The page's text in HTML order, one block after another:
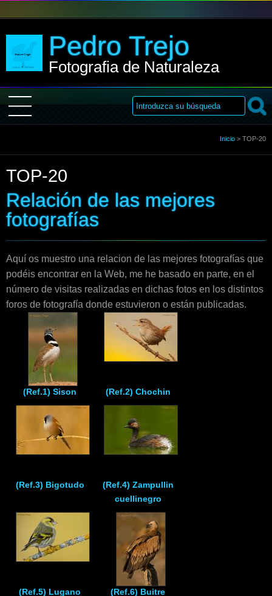
Pedro Trejo
Fotografia de Naturaleza
Sobre Mi
Galería
Libro de visitas
Enlaces
Contacto
Blog
Videos
Inicio > TOP-20
TOP-20
Relación de las mejores
fotografías
Aquí os muestro una relacion de las mejores fotografías que
podéis encontrar en la Web, me he basado en parte, en el
número de visitas realizadas en dichas fotos en los distintos
foros de fotografía donde estuvieron o están publicadas.
(Ref.1) Sison (Ref.2) Chochin
(Ref.3) Bigotudo
(Ref.4) Zampullin
cuellinegro
(Ref.5) Lugano
(Ref.6) Buitre